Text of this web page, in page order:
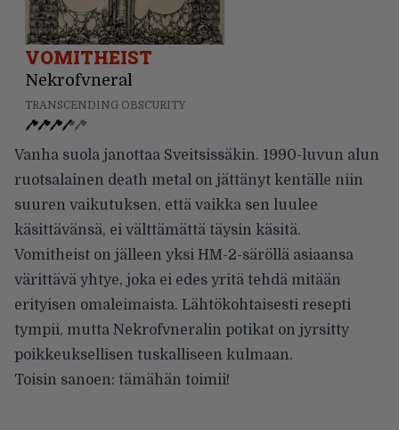
VOMITHEIST
Nekrofvneral
TRANSCENDING OBSCURITY
Vanha suola janottaa Sveitsissäkin. 1990-luvun alun
ruotsalainen death metal on jättänyt kentälle niin
suuren vaikutuksen, että vaikka sen luulee
käsittävänsä, ei välttämättä täysin käsitä.
Vomitheist on jälleen yksi HM-2-säröllä asiaansa
värittävä yhtye, joka ei edes yritä tehdä mitään
erityisen omaleimaista. Lähtökohtaisesti resepti
tympii, mutta Nekrofvneralin potikat on jyrsitty
poikkeuksellisen tuskalliseen kulmaan.
Toisin sanoen: tämähän toimii!